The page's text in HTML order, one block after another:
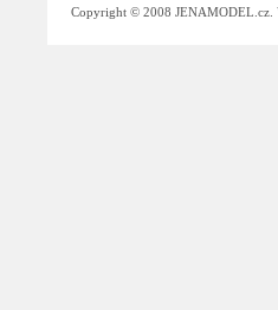
Copyright © 2008 JENAMODEL.cz.